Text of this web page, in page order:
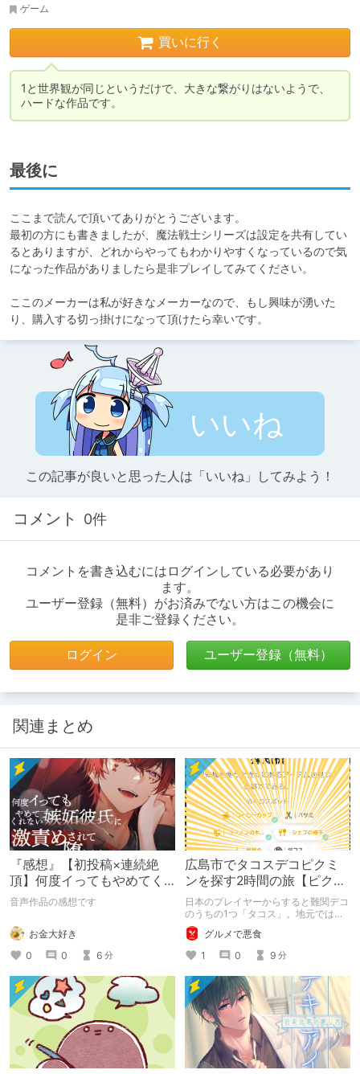
ゲーム
買いに行く
1と世界観が同じというだけで、大きな繋がりはないようで、
ハードな作品です。
最後に
ここまで読んで頂いてありがとうございます。
最初の方にも書きましたが、魔法戦士シリーズは設定を共有してい
るとありますが、どれからやってもわかりやすくなっているので気
になった作品がありましたら是非プレイしてみてください。
ここのメーカーは私が好きなメーカーなので、もし興味が湧いた
り、購入する切っ掛けになって頂けたら幸いです。
いいね
この記事が良いと思った人は「いいね」してみよう！
コメント 0件
コメントを書き込むにはログインしている必要があり
ます。
ユーザー登録（無料）がお済みでない方はこの機会に
是非ご登録ください。
ログイン ユーザー登録（無料）
関連まとめ
『感想』【初投稿×連続絶
頂】何度イってもやめてく
れない嫉妬彼氏に激責めさ
音声作品の感想です
お金大好き
0
0 6 分
広島市でタコスデコピクミ
ンを探す2時間の旅【ピクミ
ンブルーム / Pikmin
Bloom】
日本のプレイヤーからすると難関デコ
のうちの1つ「タコス」。地元では見
つけられなかった男が広島で探す旅を
お送りします。ねくすと5月のテーマ
「お出かけの記録」。
グルメで悪食
1
0 9 分